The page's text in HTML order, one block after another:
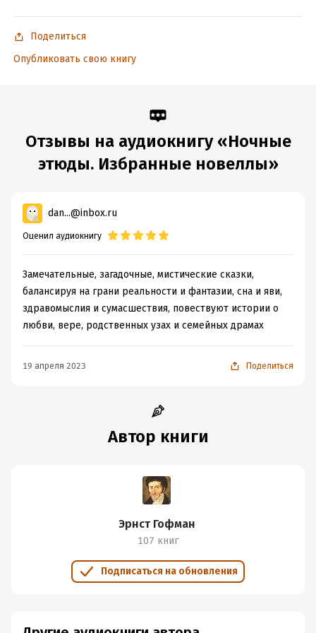
ISBN (EAN):9785535586588
Поделиться
Опубликовать свою книгу
Отзывы на аудиокнигу «Ночные
этюды. Избранные новеллы»
dan...@inbox.ru
Оценил аудиокнигу
Замечательные, загадочные, мистические сказки,
балансируя на грани реальности и фантазии, сна и яви,
здравомыслия и сумасшествия, повествуют истории о
любви, вере, родственных узах и семейных драмах
19 апреля 2023 Поделиться
Автор книги
Эрнст Гофман
107 книг
Подписаться на обновления